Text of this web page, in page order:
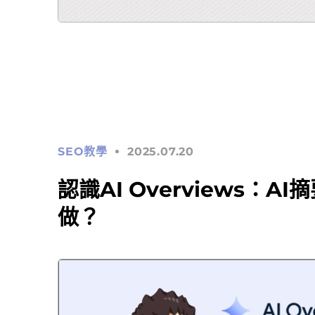
SEO教學 2025.07.20
認識AI Overviews：AI摘
做？